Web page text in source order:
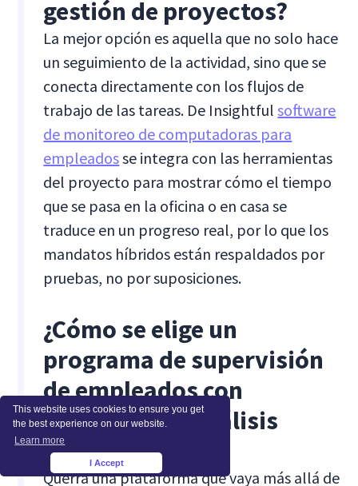
This website uses cookies to ensure you get
the best experience on our website.
Learn more
I Accept
gestión de proyectos?
La mejor opción es aquella que no solo hace
un seguimiento de la actividad, sino que se
conecta directamente con los flujos de
trabajo de las tareas. De Insightfulsoftware
de monitoreo de computadoras para
empleadosse integra con las herramientas
del proyecto para mostrar cómo el tiempo
que se pasa en la oficina o en casa se
traduce en un progreso real, por lo que los
mandatos híbridos están respaldados por
pruebas, no por suposiciones.
¿Cómo se elige un
programa de supervisión
de empleados con
funciones de análisis
avanzadas?
Querrá una plataforma que vaya más allá de